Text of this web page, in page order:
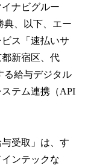
ナビグルー
典、以下、エー
ス「速払いサ
都新宿区、代
る給与デジタル
テム連携（API
与受取」は、す
ンテックな